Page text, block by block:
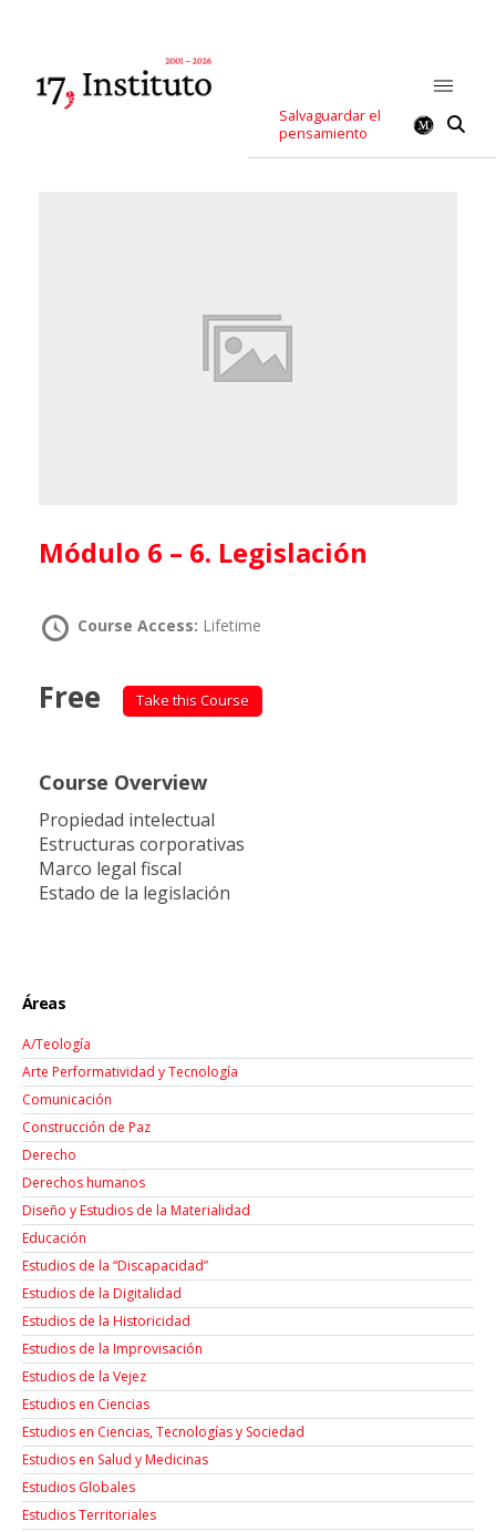
Salvaguardar el
pensamiento
Módulo 6 – 6. Legislación
Course Access: Lifetime
Free Take this Course
Course Overview
Propiedad intelectual
Estructuras corporativas
Marco legal fiscal
Estado de la legislación
Áreas
A/Teología
Arte Performatividad y Tecnología
Comunicación
Construcción de Paz
Derecho
Derechos humanos
Diseño y Estudios de la Materialidad
Educación
Estudios de la “Discapacidad”
Estudios de la Digitalidad
Estudios de la Historicidad
Estudios de la Improvisación
Estudios de la Vejez
Estudios en Ciencias
Estudios en Ciencias, Tecnologías y Sociedad
Estudios en Salud y Medicinas
Estudios Globales
Estudios Territoriales